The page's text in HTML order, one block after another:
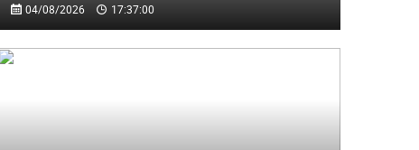
04/08/2026 17:37:00